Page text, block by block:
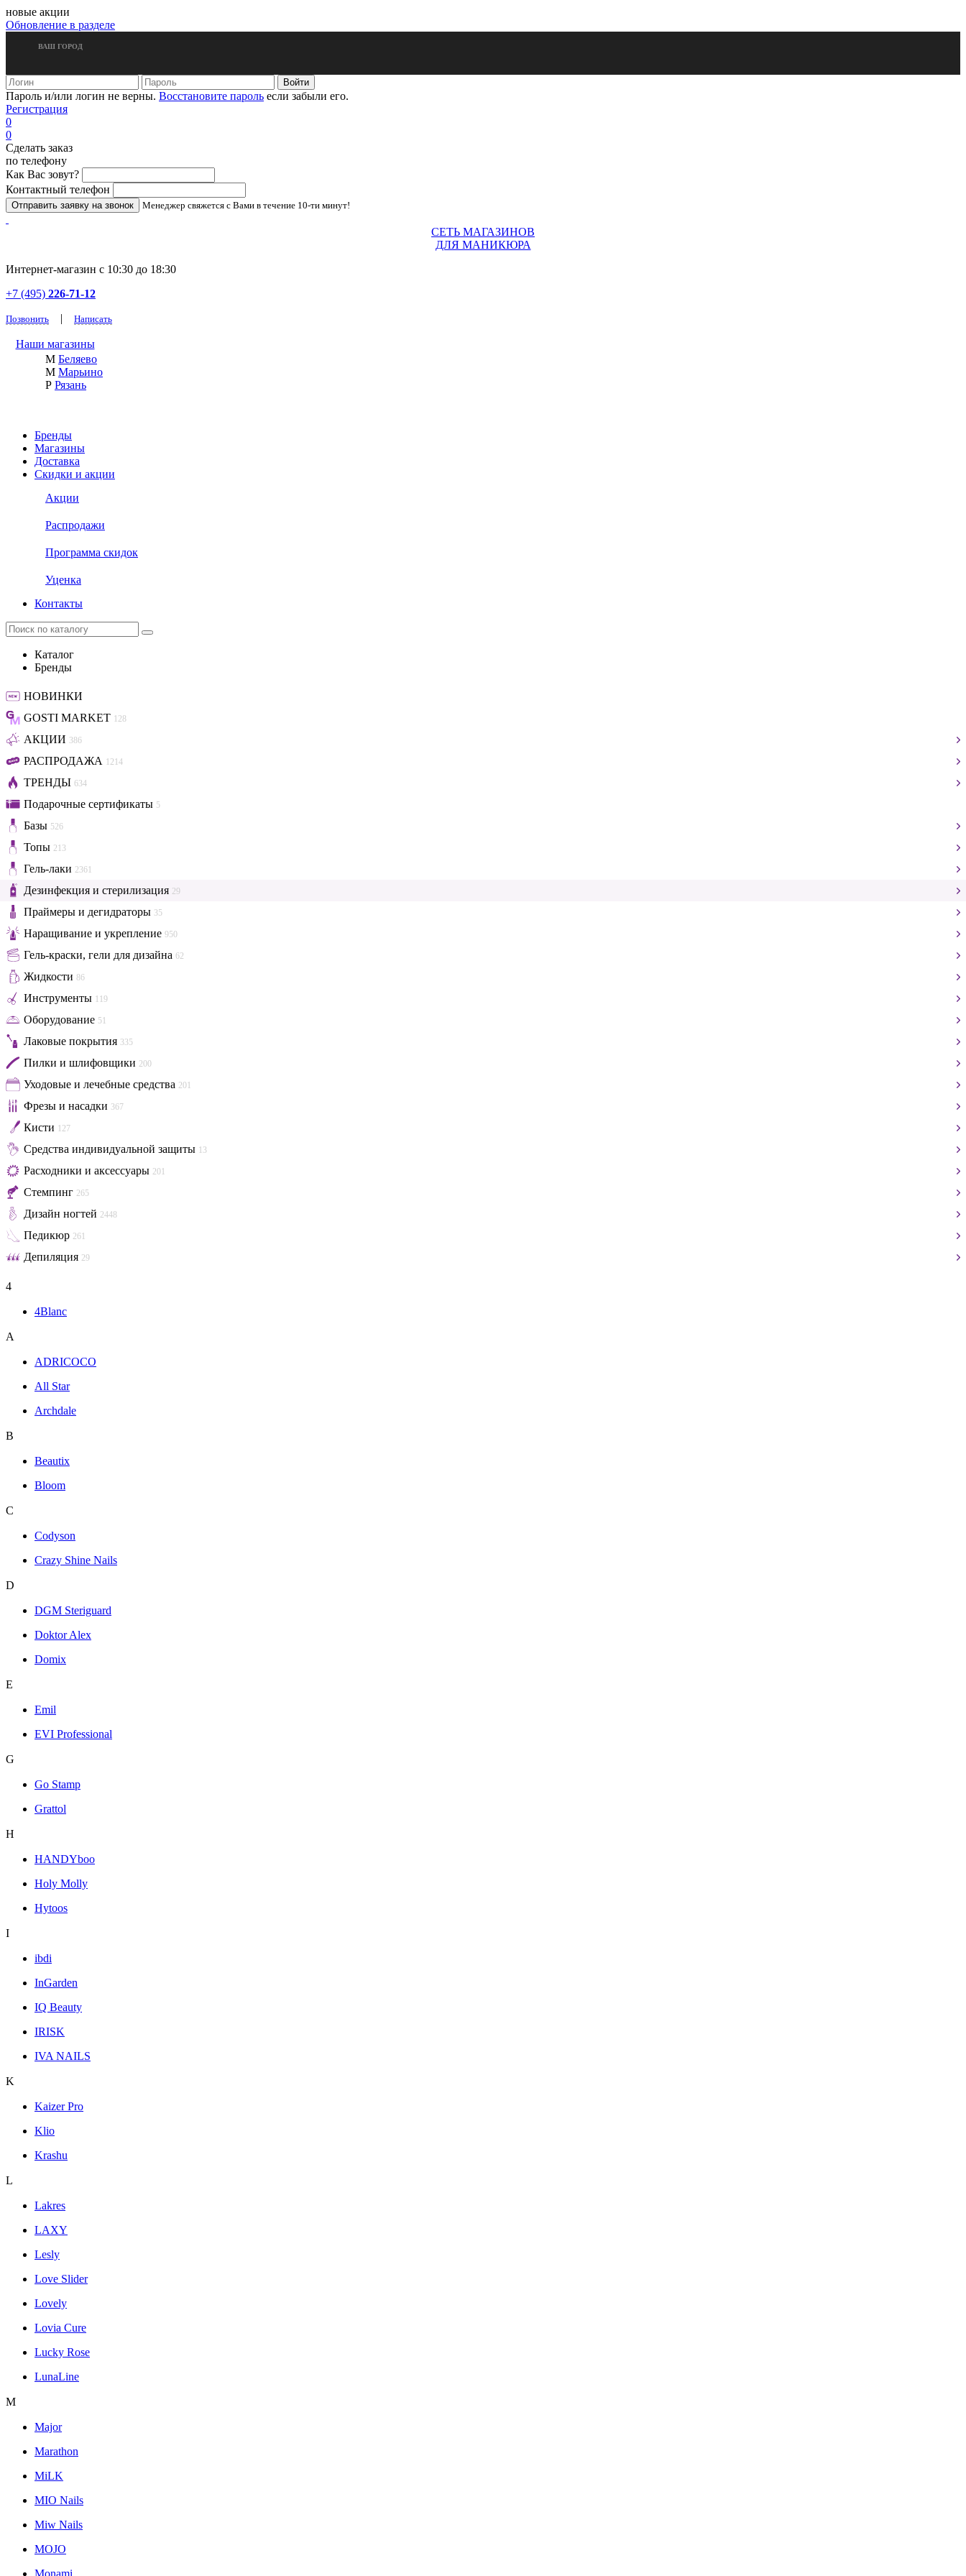
новые акции
Обновление в разделе
ВАШ ГОРОД
Пароль и/или логин не верны. Восстановите пароль если забыли его.
Регистрация
0
0
Сделать заказ
по телефону
Как Вас зовут?
Контактный телефон
Менеджер свяжется с Вами в течение 10-ти минут!
СЕТЬ МАГАЗИНОВ
ДЛЯ МАНИКЮРА
Интернет-магазин с 10:30 до 18:30
+7 (495) 226-71-12
Позвонить | Написать
Наши магазины
М Беляево
М Марьино
Р Рязань
Бренды
Магазины
Доставка
Скидки и акции
Акции
Распродажи
Программа скидок
Уценка
Контакты
Каталог
Бренды
НОВИНКИ
GOSTI MARKET 128
АКЦИИ 386
РАСПРОДАЖА 1214
ТРЕНДЫ 634
Подарочные сертификаты 5
Базы 526
Топы 213
Гель-лаки 2361
Дезинфекция и стерилизация 29
Праймеры и дегидраторы 35
Наращивание и укрепление 950
Гель-краски, гели для дизайна 62
Жидкости 86
Инструменты 119
Оборудование 51
Лаковые покрытия 335
Пилки и шлифовщики 200
Уходовые и лечебные средства 201
Фрезы и насадки 367
Кисти 127
Средства индивидуальной защиты 13
Расходники и аксессуары 201
Стемпинг 265
Дизайн ногтей 2448
Педикюр 261
Депиляция 29
4
4Blanc
A
ADRICOCO
All Star
Archdale
B
Beautix
Bloom
C
Codyson
Crazy Shine Nails
D
DGM Steriguard
Doktor Alex
Domix
E
Emil
EVI Professional
G
Go Stamp
Grattol
H
HANDYboo
Holy Molly
Hytoos
I
ibdi
InGarden
IQ Beauty
IRISK
IVA NAILS
K
Kaizer Pro
Klio
Krashu
L
Lakres
LAXY
Lesly
Love Slider
Lovely
Lovia Cure
Lucky Rose
LunaLine
M
Major
Marathon
MiLK
MIO Nails
Miw Nails
MOJO
Monami